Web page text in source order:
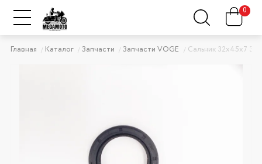
0
Главная Каталог Запчасти Запчасти VOGE Сальник 32х45х7